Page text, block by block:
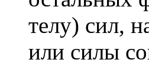
телу) сил,
или силы